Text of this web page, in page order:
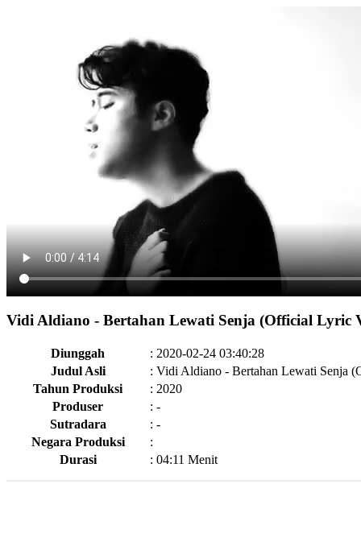
Vidi Aldiano - Bertahan Lewati Senja (Official Lyric
Diunggah : 2020-02-24 03:40:28
Judul Asli
: Vidi Aldiano - Bertahan Lewati Senja
Tahun Produksi
: 2020
Produser
: -
Sutradara
: -
Negara Produksi
:
Durasi
: 04:11 Menit